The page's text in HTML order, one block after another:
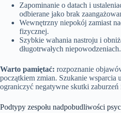
Zapominanie o datach i
odbierane jako brak
Wewnętrzny niepokój zamiast
fizycznej.
Szybkie wahania nastroju i
długotrwałych niepowodzeniach.
Warto pamiętać: rozpoznanie
początkiem zmian. Szukanie wsparcia
ograniczyć negatywne skutki
Podtypy zespołu nadpobudliwości